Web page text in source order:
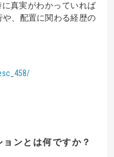
真実がわかっていれば
、配置に関わる経歴の
ンとは何ですか？